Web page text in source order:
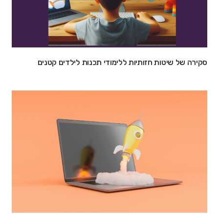
סקירה של שיטות חזותיות ללימודי תכנות לילדים קטנים